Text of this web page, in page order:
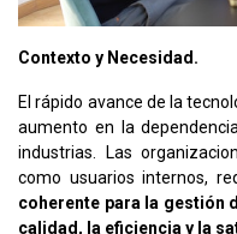
Contexto y Necesidad.
El rápido avance de la
aumento en la
industrias. Las
como usuarios internos,
coherente para la gestión
calidad, la eficiencia y la